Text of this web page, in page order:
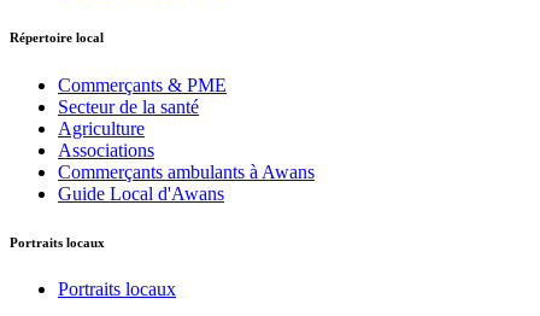
Répertoire local
Commerçants & PME
Secteur de la santé
Agriculture
Associations
Commerçants ambulants à Awans
Guide Local d'Awans
Portraits locaux
Portraits locaux